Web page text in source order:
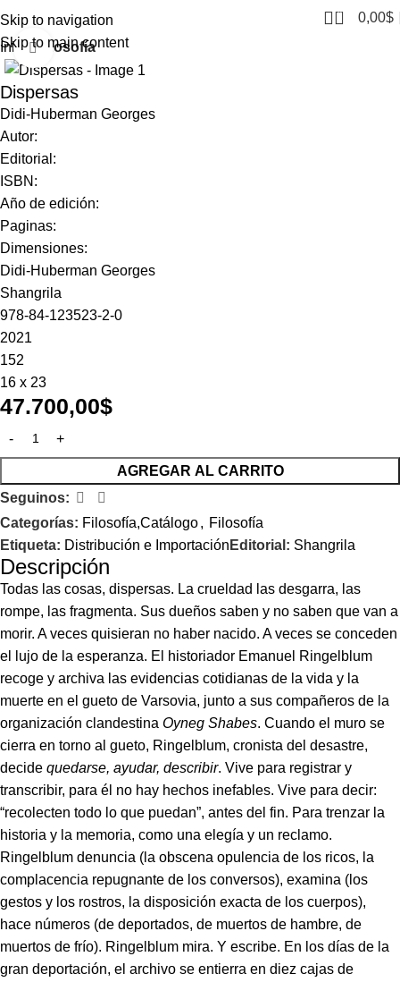
Skip to navigation
Skip to main content
0 0,00$
Inicio Filosofía
Click to enlarge
Dispersas
Didi-Huberman Georges
Autor:
Editorial:
ISBN:
Año de edición:
Paginas:
Dimensiones:
Didi-Huberman Georges
Shangrila
978-84-123523-2-0
2021
152
16 x 23
47.700,00$
AGREGAR AL CARRITO
Seguinos:
Categorías: Filosofía,Catálogo, Filosofía
Etiqueta: Distribución e Importación Editorial: Shangrila
Descripción
Todas las cosas, dispersas. La crueldad las desgarra, las
rompe, las fragmenta. Sus dueños saben y no saben que van a
morir. A veces quisieran no haber nacido. A veces se conceden
el lujo de la esperanza. El historiador Emanuel Ringelblum
recoge y archiva las evidencias cotidianas de la vida y la
muerte en el gueto de Varsovia, junto a sus compañeros de la
organización clandestina Oyneg Shabes. Cuando el muro se
cierra en torno al gueto, Ringelblum, cronista del desastre,
decide quedarse, ayudar, describir. Vive para registrar y
transcribir, para él no hay hechos inefables. Vive para decir:
“recolecten todo lo que puedan”, antes del fin. Para trenzar la
historia y la memoria, como una elegía y un reclamo.
Ringelblum denuncia (la obscena opulencia de los ricos, la
complacencia repugnante de los conversos), examina (los
gestos y los rostros, la disposición exacta de los cuerpos),
hace números (de deportados, de muertos de hambre, de
muertos de frío). Ringelblum mira. Y escribe. En los días de la
gran deportación, el archivo se entierra en diez cajas de